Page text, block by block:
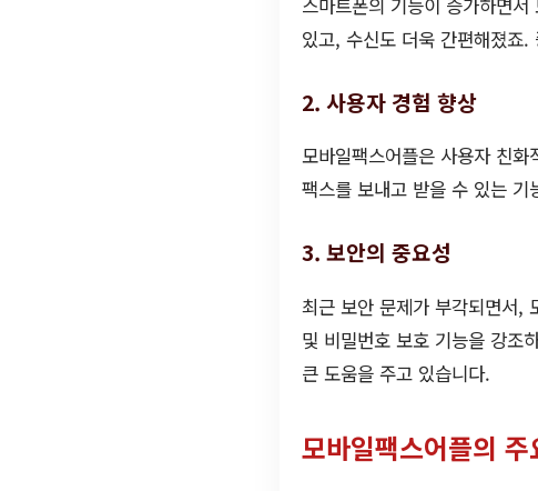
있고, 수신도 더욱 간편해졌죠
2. 사용자 경험 향상
모바일팩스어플은 사용자 친
팩스를 보내고 받을 수 있는
3. 보안의 중요성
최근 보안 문제가 부각되면서,
및 비밀번호 보호 기능을 강조
큰 도움을 주고 있습니다.
모바일팩스어플의 주